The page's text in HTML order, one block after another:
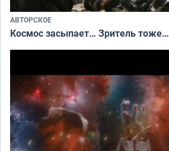
АВТОРСКОЕ
Космос засыпает… Зритель тоже…